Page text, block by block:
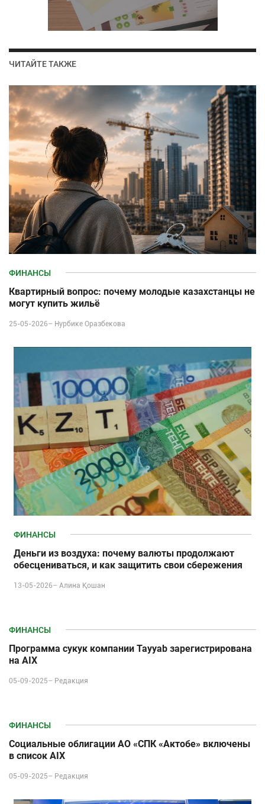
ЧИТАЙТЕ ТАКЖЕ
ФИНАНСЫ
Квартирный вопрос: почему молодые казахстанцы не
могут купить жильё
25-05-2026– Нурбике Оразбекова
ФИНАНСЫ
Деньги из воздуха: почему валюты продолжают
обесцениваться, и как защитить свои сбережения
13-05-2026–Алина Қошан
ФИНАНСЫ
Программа сукук компании Tayyab зарегистрирована
на AIX
05-09-2025– Редакция
ФИНАНСЫ
Социальные облигации АО «СПК «Актобе» включены
в список AIX
05-09-2025– Редакция